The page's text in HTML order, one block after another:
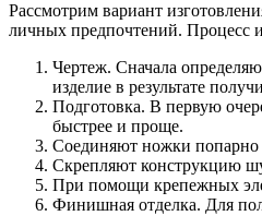
Рассмотрим вариант
личных предпочтений. Процесс
Чертеж. Сначала
изделие в результате
Подготовка. В первую
быстрее и проще.
Соединяют ножки попарно
Скрепляют конструкцию
При помощи крепежных
Финишная отделка. Для